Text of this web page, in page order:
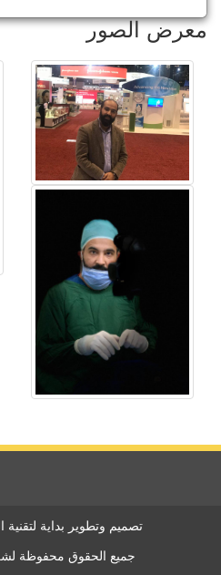
معرض الصور
تصميم وتطوير بداية لتقنية
جميع الحقوق محفوظة